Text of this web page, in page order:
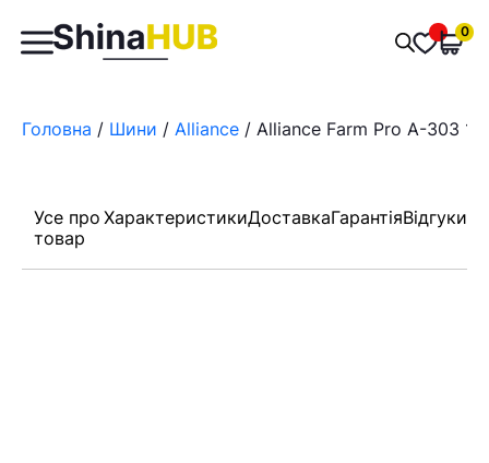
Пошук
товарів
0
Головна / Шини / Alliance / Alliance Farm Pro A-303
Усе про
товар
ХарактеристикиДоставкаГарантіяВідгуки